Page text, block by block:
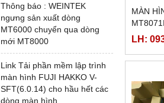
Thông báo : WEINTEK
ngưng sản xuất dòng
MT6000 chuyển qua dòng
mới MT8000
Link Tải phần mềm lập trình
màn hình FUJI HAKKO V-
SFT(6.0.14) cho hầu hết các
dòng màn hình
MÀN
LH: